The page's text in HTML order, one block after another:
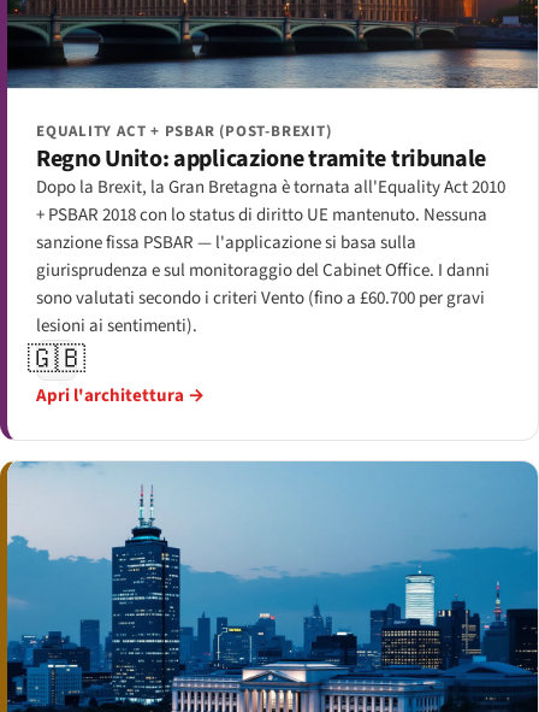
EQUALITY ACT + PSBAR (POST-BREXIT)
Regno Unito: applicazione tramite tribunale
Dopo la Brexit, la Gran Bretagna è tornata all'Equality Act 2010
+ PSBAR 2018 con lo status di diritto UE mantenuto. Nessuna
sanzione fissa PSBAR — l'applicazione si basa sulla
giurisprudenza e sul monitoraggio del Cabinet Office. I danni
sono valutati secondo i criteri Vento (fino a £60.700 per gravi
lesioni ai sentimenti).
🇬🇧
Apri l'architettura →